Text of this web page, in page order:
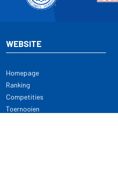
WEBSITE
Homepage
Ranking
Competities
Toernooien